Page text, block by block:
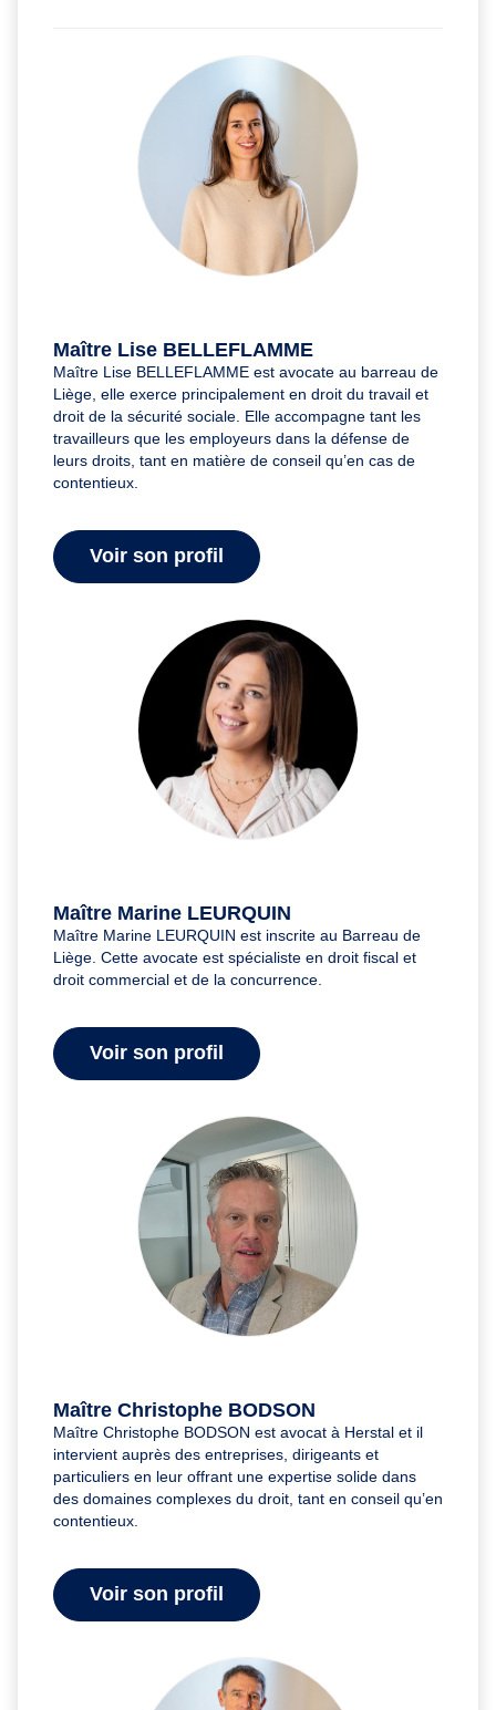
Maître Lise BELLEFLAMME
Maître Lise BELLEFLAMME est avocate au barreau de
Liège, elle exerce principalement en droit du travail et
droit de la sécurité sociale. Elle accompagne tant les
travailleurs que les employeurs dans la défense de
leurs droits, tant en matière de conseil qu’en cas de
contentieux.
Voir son profil
Maître Marine LEURQUIN
Maître Marine LEURQUIN est inscrite au Barreau de
Liège. Cette avocate est spécialiste en droit fiscal et
droit commercial et de la concurrence.
Voir son profil
Maître Christophe BODSON
Maître Christophe BODSON est avocat à Herstal et il
intervient auprès des entreprises, dirigeants et
particuliers en leur offrant une expertise solide dans
des domaines complexes du droit, tant en conseil qu’en
contentieux.
Voir son profil